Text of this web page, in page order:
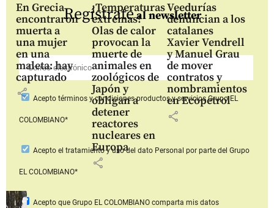
En Grecia
encontraron
muerta a
una mujer
en una
maleta: hay
capturado
share
¡Temperaturas
extremas!
Olas de calor
provocan la
muerte de
animales en
zoológicos de
Japón y
obligan a
detener
reactores
nucleares en
Europa
share
Veedurías
denuncian a los
catalanes
Xavier Vendrell
y Manuel Grau
de mover
contratos y
nombramientos
en Ecopetrol
share
Regístrateal newsletter
Aceptotérminos y condiciones productos y serviciosGrupo EL
COLOMBIANO*
Acepto el tratamiento y uso del dato Personal por parte del Grupo
EL COLOMBIANO*
Acepto que Grupo EL COLOMBIANOcomparta mis datos